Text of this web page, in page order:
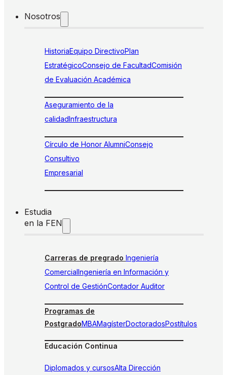
Nosotros
HistoriaEquipo DirectivoPlan
EstratégicoConsejo de FacultadComisión
de Evaluación Académica
Aseguramiento de la
calidadInfraestructura
Círculo de Honor AlumniConsejo
Consultivo
Empresarial
Estudia
en la FEN
Carreras de pregrado Ingeniería
ComercialIngeniería en Información y
Control de GestiónContador Auditor
Programas de
PostgradoMBAMagísterDoctoradosPostítulos
Educación Continua
Diplomados y cursosAlta Dirección